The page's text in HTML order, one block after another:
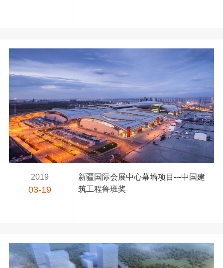
2019
03-19
新疆国际会展中心幕墙项目---中国建
筑工程鲁班奖